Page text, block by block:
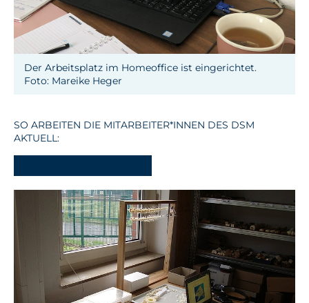
Der Arbeitsplatz im Homeoffice ist eingerichtet.
Foto: Mareike Heger
SO ARBEITEN DIE MITARBEITER*INNEN DES DSM
AKTUELL: